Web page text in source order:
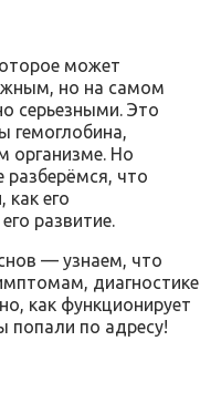
может
но на самом
серьезными. Это
гемоглобина,
организме. Но
разберёмся, что
его
развитие.
— узнаем, что
диагностике
как функционирует
попали по адресу!